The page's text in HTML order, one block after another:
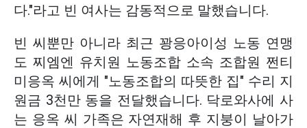
다."라고 빈 여사는 감동적으로 말했습니다.
빈 씨뿐만 아니라 최근 꽝응아이성 노동 연맹
도 찌엠엔 유치원 노동조합 소속 조합원 쩐티
미응옥 씨에게 "노동조합의 따뜻한 집" 수리 지
원금 3천만 동을 전달했습니다. 닥로와사에 사
는 응옥 씨 가족은 자연재해 후 지붕이 날아가